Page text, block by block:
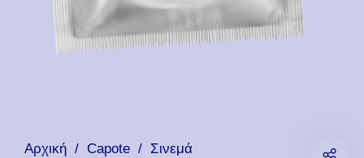
Αρχική / Capote / Σινεμά